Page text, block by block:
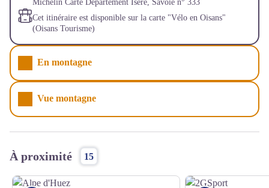
Michelin Carte Département Isère, Savoie n° 333
Cet itinéraire est disponible sur la carte "Vélo en Oisans"
(Oisans Tourisme)
En montagne
Vue montagne
À proximité 15